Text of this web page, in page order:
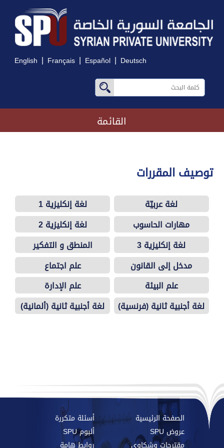
English | Français | Español | Deutsch
القائمة
توصيف المقررات
لغة عربيّة
لغة إنكليزية 1
مهارات الحاسوب
لغة إنكليزية 2
لغة إنكليزية 3
المنطق و التفكير
العلمي
مدخل إلى القانون
علم اجتماع
علم البيئة
علم الإدارة
لغة أجنبية ثانية (فرنسية)
لغة أجنبية ثانية (ألمانية)
الصفحة الرئيسية
أسئلة متكررة
عروض SPU
ألبوم SPU
مقترحات وشكاوي
روابط هامة